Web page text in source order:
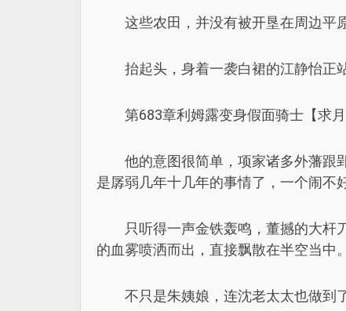
这些农田，并没有被开垦在周边平
抬起头，身着一袭白裙的江静怡正
第683章利姆露变身假面骑士【求月
他的意图很简单，项家诸多外藩跟
是孱弱几年十几年的事情了，一个闹不
只听得一声金铁轰鸣，董撼的大杆
的血雾喷洒而出，直接飘散在半空当中。
不只是朱姨娘，连沈老太太也做到